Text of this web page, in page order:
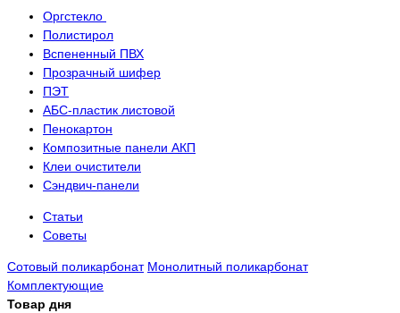
Оргстекло
Полистирол
Вспененный ПВХ
Прозрачный шифер
ПЭТ
АБС-пластик листовой
Пенокартон
Композитные панели АКП
Клеи очистители
Сэндвич-панели
Статьи
Советы
Сотовый поликарбонат Монолитный поликарбонат
Комплектующие
Товар дня